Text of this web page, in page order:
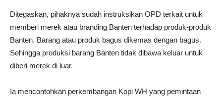
Ditegaskan, pihaknya sudah instruksikan OPD terkait untuk
memberi merek atau branding Banten terhadap produk-produk
Banten. Barang atau produk bagus dikemas dengan bagus.
Sehingga produksi barang Banten tidak dibawa keluar untuk
diberi merek di luar.
Ia mencontohkan perkembangan Kopi WH yang pemintaan